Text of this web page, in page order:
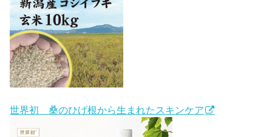
世界初 桑のひげ根から生まれたスキンケア